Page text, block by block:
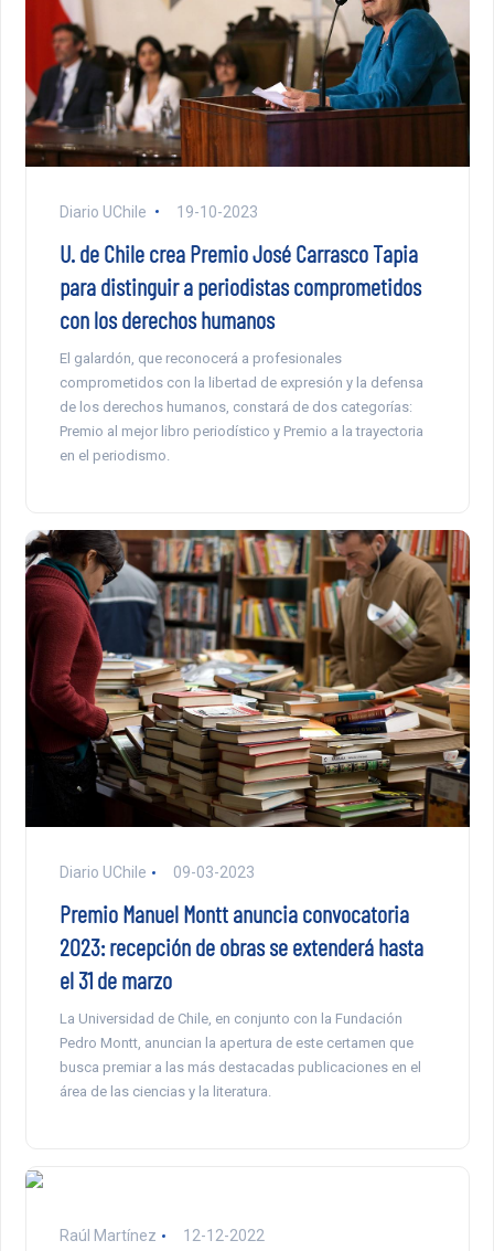
Diario UChile 19-10-2023
U. de Chile crea Premio José Carrasco Tapia
para distinguir a periodistas comprometidos
con los derechos humanos
El galardón, que reconocerá a profesionales
comprometidos con la libertad de expresión y la defensa
de los derechos humanos, constará de dos categorías:
Premio al mejor libro periodístico y Premio a la trayectoria
en el periodismo.
Diario UChile 09-03-2023
Premio Manuel Montt anuncia convocatoria
2023: recepción de obras se extenderá hasta
el 31 de marzo
La Universidad de Chile, en conjunto con la Fundación
Pedro Montt, anuncian la apertura de este certamen que
busca premiar a las más destacadas publicaciones en el
área de las ciencias y la literatura.
Raúl Martínez 12-12-2022